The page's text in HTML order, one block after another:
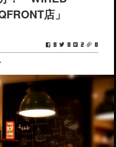
店」
0 0 2 0